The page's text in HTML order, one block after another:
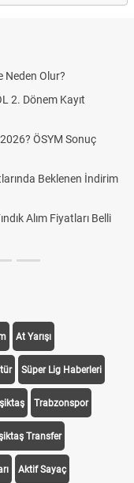
Neden Olur?
2. Dönem Kayıt
ÖSYM Sonuç
Beklenen İndirim
Alım Fiyatları Belli
At Yarışı
Süper Lig Haberleri
Trabzonspor
Transfer
Aktif Sayaç